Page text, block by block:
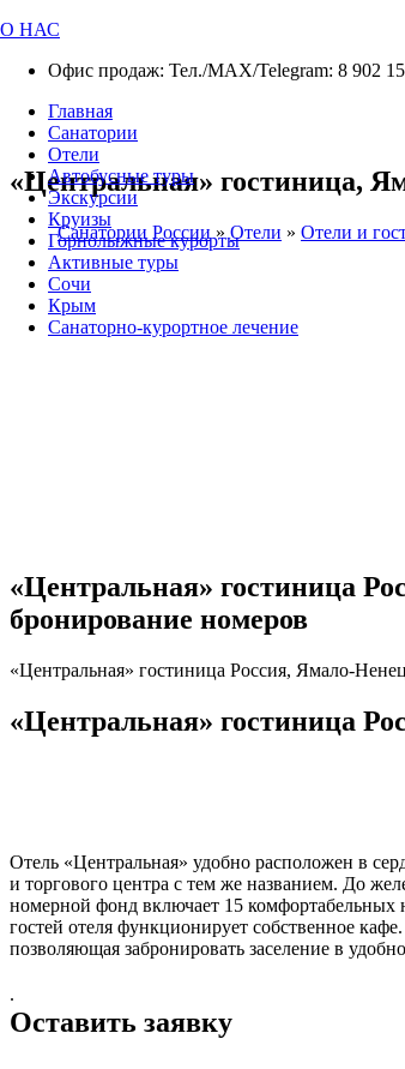
О НАС
Офис продаж: Тел./МАХ/Telegram: 8 902
Главная
Санатории
Отели
Автобусные туры
Экскурсии
Круизы
Горнолыжные курорты
Активные туры
Сочи
Крым
Санаторно-курортное лечение
«Центральная» гостиница,
Санатории России » Отели » Отели и
«Центральная» гостиница
бронирование номеров
«Центральная» гостиница Россия, Ямало-
«Центральная» гостиница
Отель «Центральная» удобно расположен в
и торгового центра с тем же названием. До
номерной фонд включает 15 комфортабельных
гостей отеля функционирует собственное
позволяющая забронировать заселение в
.
Оставить заявку